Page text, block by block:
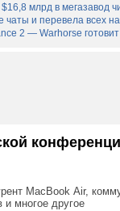
млрд в мегазавод
и перевела всех
2 — Warhorse
MacBook Air,
многое другое